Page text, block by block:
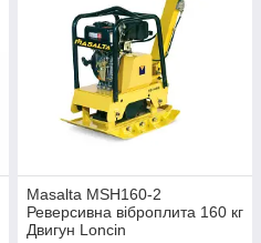
Masalta MSH160-2
Реверсивна віброплита 160 кг
Двигун Loncin